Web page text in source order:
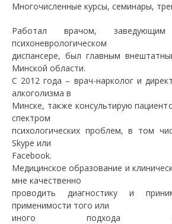
Многочисленные курсы, семинары,
Работал врачом,
психоневрологическом
диспансере, был главным
Минской области.
С 2012 года – врач-нарколог и
алкоголизма в
Минске, также консультирую
спектром
психологических проблем, в том
Skype или
Facebook.
Медицинское образование и
мне качественно
проводить диагностику и
применимости того или
иного подхода